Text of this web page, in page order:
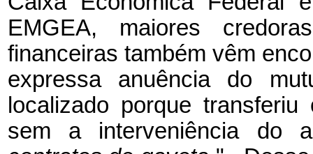
EMGEA, maiores
financeiras também vêm
expressa anuência do
localizado porque
sem a interveniência do